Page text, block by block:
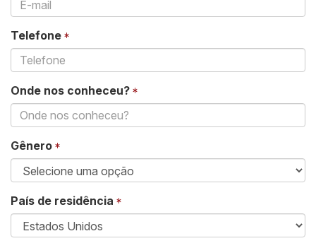
Telefone
Onde nos conheceu?
Gênero
País de residência